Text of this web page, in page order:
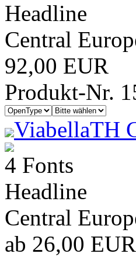
Headline
Central
92,00 EUR
Produkt-Nr.
ViabellaTH
4 Fonts
Headline
Central
ab 26,00 EUR